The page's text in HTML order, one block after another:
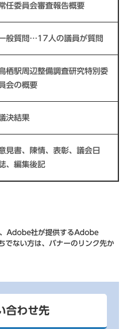
任委員会審査報告概要
般質問…17人の議員が質問
栖駅周辺整備調査研究特別委
会の概要
決結果
見書、陳情、表彰、議会日
、編集後記
、Adobe社が提供するAdobe
でない方は、バナーのリンク先か
合わせ先